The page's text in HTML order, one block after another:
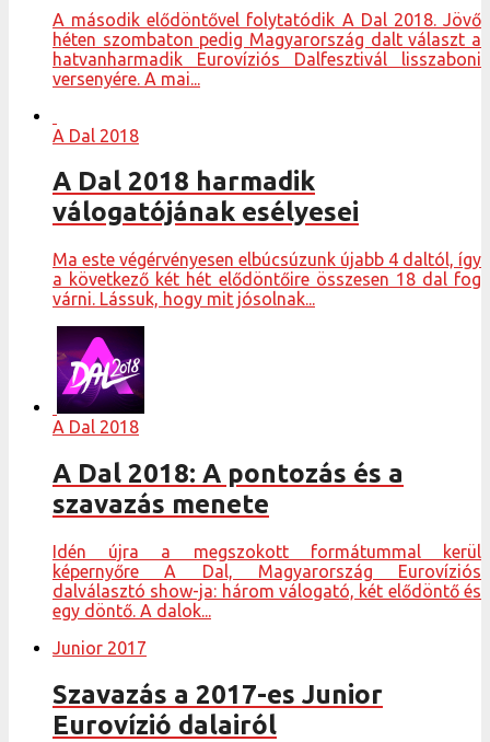
A második elődöntővel folytatódik A Dal 2018. Jövő
héten szombaton pedig Magyarország dalt választ a
hatvanharmadik Eurovíziós Dalfesztivál lisszaboni
versenyére. A mai...
A Dal 2018
A Dal 2018 harmadik
válogatójának esélyesei
Ma este végérvényesen elbúcsúzunk újabb 4 daltól, így
a következő két hét elődöntőire összesen 18 dal fog
várni. Lássuk, hogy mit jósolnak...
A Dal 2018
A Dal 2018: A pontozás és a
szavazás menete
Idén újra a megszokott formátummal kerül
képernyőre A Dal, Magyarország Eurovíziós
dalválasztó show-ja: három válogató, két elődöntő és
egy döntő. A dalok...
Junior 2017
Szavazás a 2017-es Junior
Eurovízió dalairól